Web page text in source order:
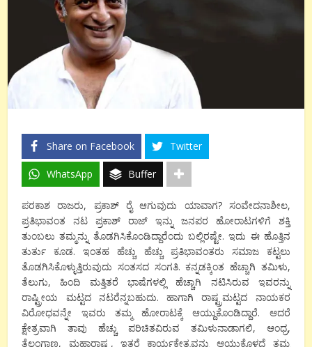
Share on Facebook Twitter
WhatsApp Buffer
ಪರಕಾಶ ರಾಜರು, ಪ್ರಕಾಶ್ ರೈ ಆಗುವುದು ಯಾವಾಗ? ಸಂವೇದನಾಶೀಲ,
ಪ್ರತಿಭಾವಂತ ನಟ ಪ್ರಕಾಶ್ ರಾಜ್ ಇನ್ನು ಜನಪರ ಹೋರಾಟಗಳಿಗೆ ಶಕ್ತಿ
ತುಂಬಲು ತಮ್ಮನ್ನು ತೊಡಗಿಸಿಕೊಂಡಿದ್ದಾರೆಂದು ಬಲ್ಲಿರಷ್ಟೇ. ಇದು ಈ ಹೊತ್ತಿನ
ತುರ್ತು ಕೂಡ. ಇಂತಹ ಹೆಚ್ಚು ಹೆಚ್ಚು ಪ್ರತಿಭಾವಂತರು ಸಮಾಜ ಕಟ್ಟಲು
ತೊಡಗಿಸಿಕೊಳ್ಳುತ್ತಿರುವುದು ಸಂತಸದ ಸಂಗತಿ. ಕನ್ನಡಕ್ಕಿಂತ ಹೆಚ್ಚಾಗಿ ತಮಿಳು,
ತೆಲುಗು, ಹಿಂದಿ ಮತ್ತಿತರೆ ಭಾಷೆಗಳಲ್ಲಿ ಹೆಚ್ಚಾಗಿ ನಟಿಸಿರುವ ಇವರನ್ನು
ರಾಷ್ಟ್ರೀಯ ಮಟ್ಟದ ನಟರೆನ್ನಬಹುದು. ಹಾಗಾಗಿ ರಾಷ್ಟ್ರಮಟ್ಟದ ನಾಯಕರ
ವಿರೋಧವನ್ನೇ ಇವರು ತಮ್ಮ ಹೋರಾಟಕ್ಕೆ ಆಯ್ದುಕೊಂಡಿದ್ದಾರೆ. ಆದರೆ
ಕ್ಷೇತ್ರವಾಗಿ ತಾವು ಹೆಚ್ಚು ಪರಿಚಿತವಿರುವ ತಮಿಳುನಾಡಾಗಲಿ, ಆಂಧ್ರ,
ತೆಲಂಗಾಣ, ಮಹಾರಾಷ್ಟ್ರ, ಇತರೆ ಕಾರ್ಯಕ್ಷೇತ್ರವನ್ನು ಆಯ್ದುಕೊಳ್ಳದೆ ತಮ್ಮ